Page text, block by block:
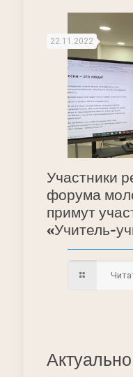
22.11.2022
Участники
форума
примут
«Учитель-
Актуально